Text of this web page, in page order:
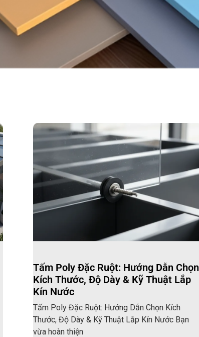
Tấm Poly Đặc Ruột: Hướng Dẫn Chọn
Kích Thước, Độ Dày & Kỹ Thuật Lắp
Kín Nước
Tấm Poly Đặc Ruột: Hướng Dẫn Chọn Kích
Thước, Độ Dày & Kỹ Thuật Lắp Kín Nước Bạn
vừa hoàn thiện